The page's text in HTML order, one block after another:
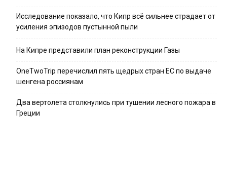
Исследование показало, что Кипр всё сильнее страдает от
усиления эпизодов пустынной пыли
На Кипре представили план реконструкции Газы
OneTwoTrip перечислил пять щедрых стран ЕС по выдаче
шенгена россиянам
Два вертолета столкнулись при тушении лесного пожара в
Греции